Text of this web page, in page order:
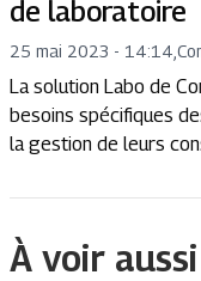
de laboratoire
25 mai 2023 - 14:14
La solution Labo de
besoins spécifiques
la gestion de leurs
À voir